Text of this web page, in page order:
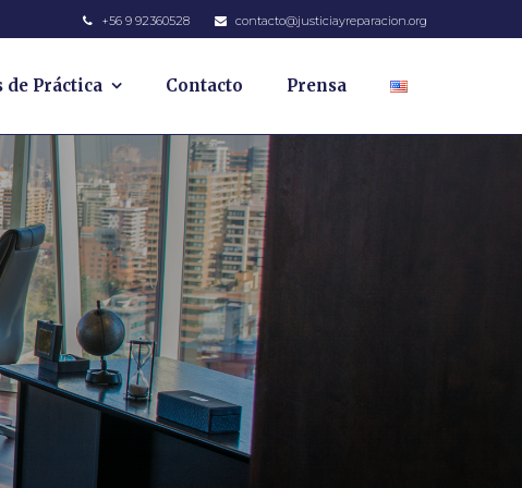
+56 9 92360528 contacto@justiciayreparacion.org
de Práctica Contacto Prensa